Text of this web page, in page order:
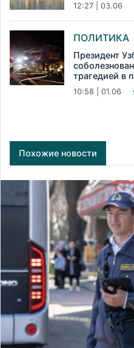
12:27 | 03.06
ПОЛИТИКА
Президент
трагедией в
10:58 | 01.06
Похожие новости